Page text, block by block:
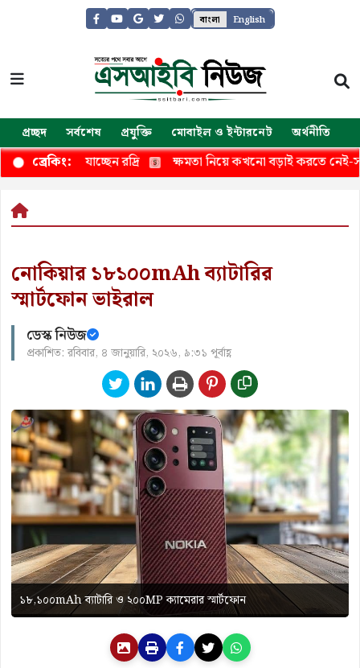
বাংলা English
প্রচ্ছদ সর্বশেষ প্রযুক্তি মোবাইল ও ইন্টারনেট অর্থনীতি
ব্রেকিং:
যাচ্ছেন রদ্রি ক্ষমতা নিয়ে কখনো বড়াই করতে নেই-সমাজকল্যাণ
নোকিয়ার ১৮১০০mAh ব্যাটারির
স্মার্টফোন ভাইরাল
ডেস্ক নিউজ
প্রকাশিত: রবিবার, ৪ জানুয়ারি, ২০২৬, ৯:৩১ পূর্বাহ্ণ
১৮,১০০mAh ব্যাটারি ও ২০০MP ক্যামেরার স্মার্টফোন